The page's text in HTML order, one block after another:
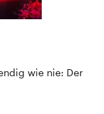
wie nie: Der